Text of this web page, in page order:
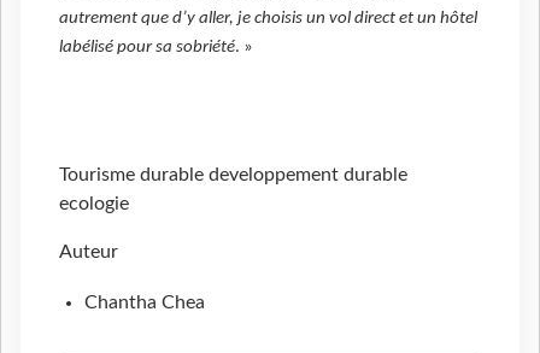
autrement que d’y aller, je choisis un vol direct et un hôtel
labélisé pour sa sobriété. »
Tourisme durable developpement durable
ecologie
Auteur
Chantha Chea